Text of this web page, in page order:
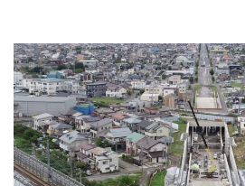
採用情報
お問い合わせ